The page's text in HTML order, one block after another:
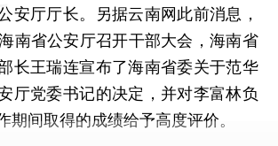
安厅厅长。另据云南网此前消息，
南省公安厅召开干部大会，海南省
长王瑞连宣布了海南省委关于范华
厅党委书记的决定，并对李富林负
期间取得的成绩给予高度评价。